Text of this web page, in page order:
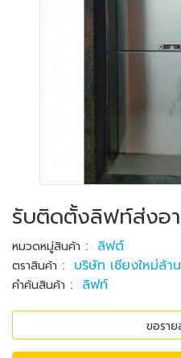
รับติดตั้งลิฟท์ส่งอา
หมวดหมู่สินค้า : ลิฟต์
ตราสินค้า : บริษัท เชียงใหม่ล้า
คำค้นสินค้า : ลิฟท์
ขอราย